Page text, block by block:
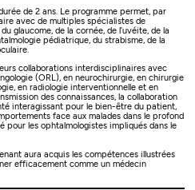
de 2 ans. Le programme permet, par
avec de multiples spécialistes de
glaucome, de la cornée, de l’uvéite, de la
pédiatrique, du strabisme, de la
collaborations interdisciplinaires avec
(ORL), en neurochirurgie, en chirurgie
en radiologie interventionnelle et en
des connaissances, la collaboration
interagissant pour le bien-être du patient,
face aux malades dans le profond
pour les ophtalmologistes impliqués dans le
aura acquis les compétences illustrées
efficacement comme un médecin